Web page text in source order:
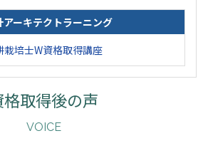
アーキテクトラーニング
栽培士W資格取得講座
格取得後の声
VOICE